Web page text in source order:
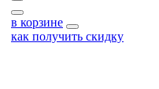
в корзине
как получить скидку